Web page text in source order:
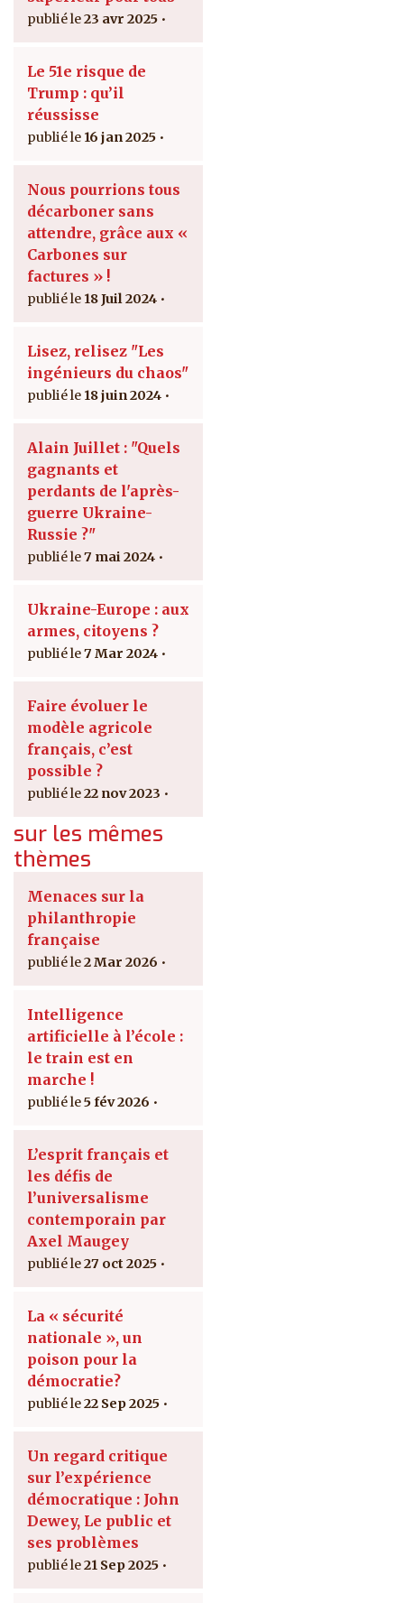
23 avr 2025
Le 51e risque de
Trump : qu’il
réussisse
16 jan 2025
Nous pourrions tous
décarboner sans
attendre, grâce aux «
Carbones sur
factures » !
18 Juil 2024
Lisez, relisez "Les
ingénieurs du chaos"
18 juin 2024
Alain Juillet : "Quels
gagnants et
perdants de l'après-
guerre Ukraine-
Russie ?"
7 mai 2024
Ukraine-Europe : aux
armes, citoyens ?
7 Mar 2024
Faire évoluer le
modèle agricole
français, c’est
possible ?
22 nov 2023
sur les mêmes
thèmes
Menaces sur la
philanthropie
française
2 Mar 2026
Intelligence
artificielle à l’école :
le train est en
marche !
5 fév 2026
L’esprit français et
les défis de
l’universalisme
contemporain par
Axel Maugey
27 oct 2025
La « sécurité
nationale », un
poison pour la
démocratie?
22 Sep 2025
Un regard critique
sur l’expérience
démocratique : John
Dewey, Le public et
ses problèmes
21 Sep 2025